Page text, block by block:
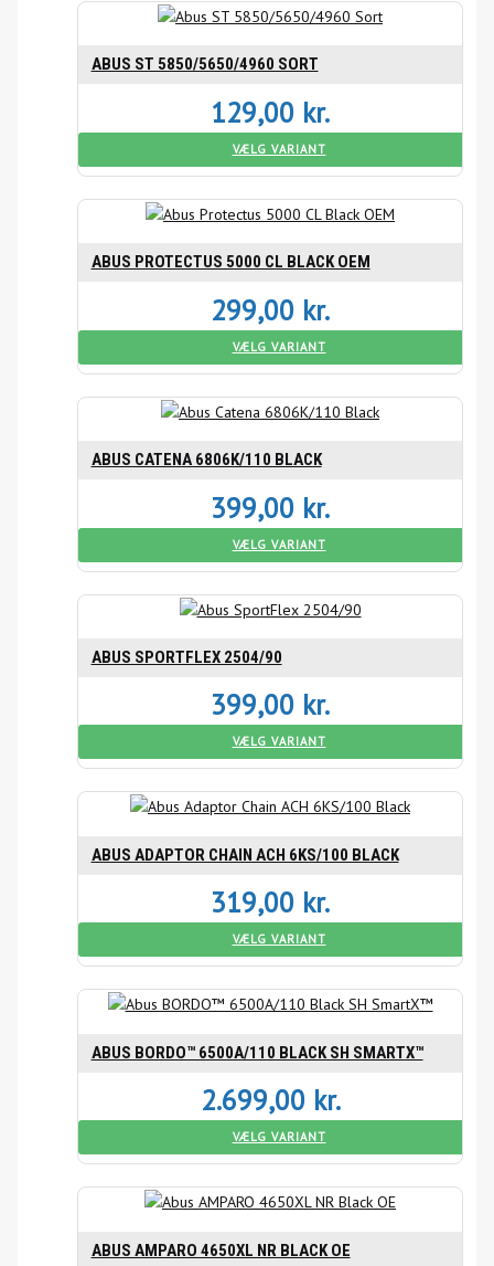
ABUS ST 5850/5650/4960 SORT
129,00 kr.
VÆLG VARIANT
ABUS PROTECTUS 5000 CL BLACK OEM
299,00 kr.
VÆLG VARIANT
ABUS CATENA 6806K/110 BLACK
399,00 kr.
VÆLG VARIANT
ABUS SPORTFLEX 2504/90
399,00 kr.
VÆLG VARIANT
ABUS ADAPTOR CHAIN ACH 6KS/100 BLACK
319,00 kr.
VÆLG VARIANT
ABUS BORDO™ 6500A/110 BLACK SH SMARTX™
2.699,00 kr.
VÆLG VARIANT
ABUS AMPARO 4650XL NR BLACK OE